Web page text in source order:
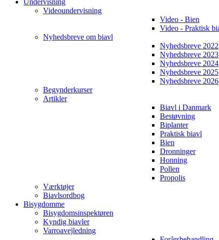
Videoundervisning
Video - Bien
Video - Praktisk
Nyhedsbreve om biavl
Nyhedsbreve 2022
Nyhedsbreve 2023
Nyhedsbreve 2024
Nyhedsbreve 2025
Nyhedsbreve 2026
Begynderkurser
Artikler
Biavl i Danmark
Bestøvning
Biplanter
Praktisk biavl
Bien
Dronninger
Honning
Pollen
Propolis
Værktøjer
Biavlsordbog
Bisygdomme
Bisygdomsinspektøren
Kyndig biavler
Varroavejledning